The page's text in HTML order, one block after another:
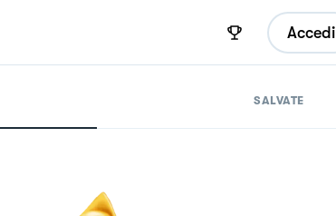
Accedi
SALVATE